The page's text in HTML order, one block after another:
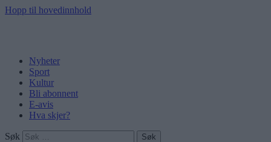
Hopp til hovedinnhold
Nyheter
Sport
Kultur
Bli abonnent
E-avis
Hva skjer?
Søk